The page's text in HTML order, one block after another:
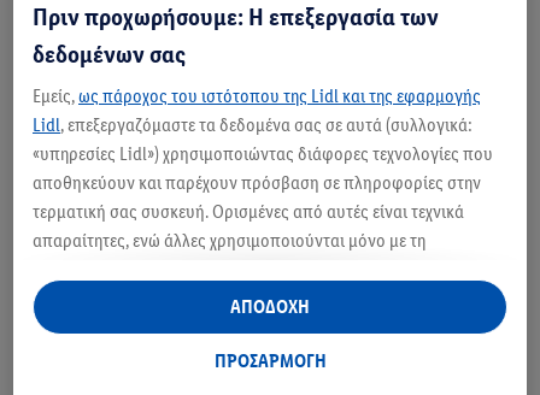
Αφαίρεση μεταλλικών
εκτονούμενων ούπατ
Αν θέλετε να αφαιρέσετε μεταλλικά εκτονούμενα
συμβαίνει γιατί λειτουργούν διαφορετικά από τα
Πριν προχωρήσουμε: Η επεξεργασία των
δεδομένων σας
Εμείς,ως πάροχος του ιστότοπου της Lidl και της εφαρμογής
Lidl, επεξεργαζόμαστε τα δεδομένα σας σε αυτά (συλλογικά:
«υπηρεσίες Lidl») χρησιμοποιώντας διάφορες τεχνολογίες που
αποθηκεύουν και παρέχουν πρόσβαση σε πληροφορίες στην
τερματική σας συσκευή. Ορισμένες από αυτές είναι τεχνικά
απαραίτητες, ενώ άλλες χρησιμοποιούνται μόνο με τη
δημιουργία στατιστικών στοιχείων ή για εξατομικευμένη
διαφήμιση εντός και εκτός των υπηρεσιών Lidl. Εάν
συμμετέχετε στο πρόγραμμα Lidl Plus, δεδομένα που αφορούν
ΠΡΟΣΑΡΜΟΓΗ
ΑΠΟΔΟΧΗ